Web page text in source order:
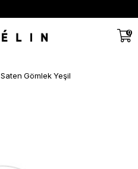
0
Saten Gömlek Yeşil